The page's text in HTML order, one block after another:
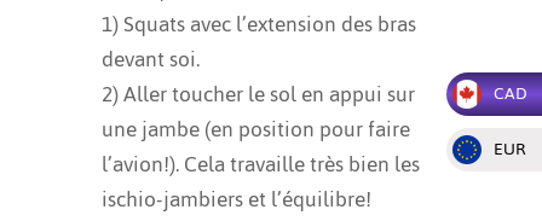
CAD
EUR
1) Squats avec l’extension des bras
devant soi.
2) Aller toucher le sol en appui sur
une jambe (en position pour faire
l’avion!). Cela travaille très bien les
ischio-jambiers et l’équilibre!